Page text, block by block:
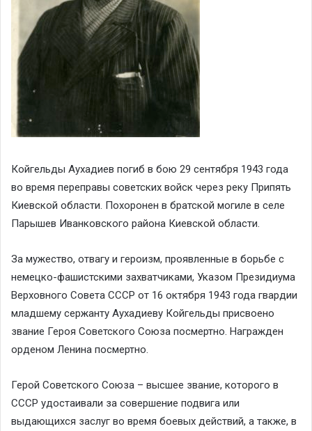
Койгельды Аухадиев погиб в бою 29 сентября 1943 года
во время переправы советских войск через реку Припять
Киевской области. Похоронен в братской могиле в селе
Парышев Иванковского района Киевской области.
За мужество, отвагу и героизм, проявленные в борьбе с
немецко-фашистскими захватчиками, Указом Президиума
Верховного Совета СССР от 16 октября 1943 года гвардии
младшему сержанту Аухадиеву Койгельды присвоено
звание Героя Советского Союза посмертно. Награжден
орденом Ленина посмертно.
Герой Советского Союза – высшее звание, которого в
СССР удостаивали за совершение подвига или
выдающихся заслуг во время боевых действий, а также, в